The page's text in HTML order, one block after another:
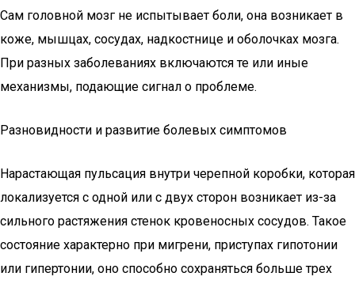
Сам головной мозг не испытывает боли, она возникает в
коже, мышцах, сосудах, надкостнице и оболочках мозга.
При разных заболеваниях включаются те или иные
механизмы, подающие сигнал о проблеме.
Разновидности и развитие болевых симптомов
Нарастающая пульсация внутри черепной коробки, которая
локализуется с одной или с двух сторон возникает из-за
сильного растяжения стенок кровеносных сосудов. Такое
состояние характерно при мигрени, приступах гипотонии
или гипертонии, оно способно сохраняться больше трех